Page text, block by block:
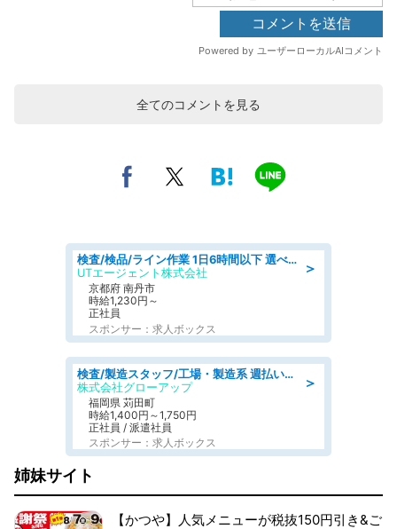
全てのコメントを見る
＞
検査/検品/ライン作業 1日6時間以下 選べる勤務時間 土日祝休 明るい髪色OK
UTエージェント株式会社
京都府 南丹市
時給1,230円～
正社員
スポンサー：求人ボックス
＞
検査/製造スタッフ/工場・製造系 週払いOK 土日休み プラスチック製品組立 チェック
株式会社グローアップ
福岡県 苅田町
時給1,400円～1,750円
正社員 / 派遣社員
スポンサー：求人ボックス
姉妹サイト
【かつや】人気メニューが税抜150円引き&ご